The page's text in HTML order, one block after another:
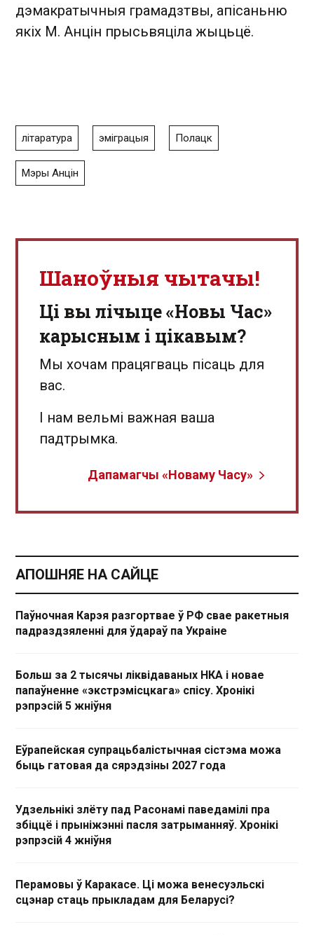
дэмакратычныя грамадзтвы, апісаньню
якіх М. Анцін прысьвяціла жыцьцё.
літаратура эміграцыя Полацк
Мэры Анцін
Шаноўныя чытачы!
Ці вы лічыце «Новы Час»
карысным і цікавым?
Мы хочам працягваць пісаць для
вас.
І нам вельмі важная ваша
падтрымка.
Дапамагчы «Новаму Часу»
АПОШНЯЕ НА САЙЦЕ
Паўночная Карэя разгортвае ў РФ свае ракетныя
падраздзяленні для ўдараў па Украіне
Больш за 2 тысячы ліквідаваных НКА і новае
папаўненне «экстрэмісцкага» спісу. Хронікі
рэпрэсій 5 жніўня
Еўрапейская супрацьбалістычная сістэма можа
быць гатовая да сярэдзіны 2027 года
Удзельнікі злёту пад Расонамі паведамілі пра
збіццё і прыніжэнні пасля затрыманняў. Хронікі
рэпрэсій 4 жніўня
Перамовы ў Каракасе. Ці можа венесуэльскі
сцэнар стаць прыкладам для Беларусі?